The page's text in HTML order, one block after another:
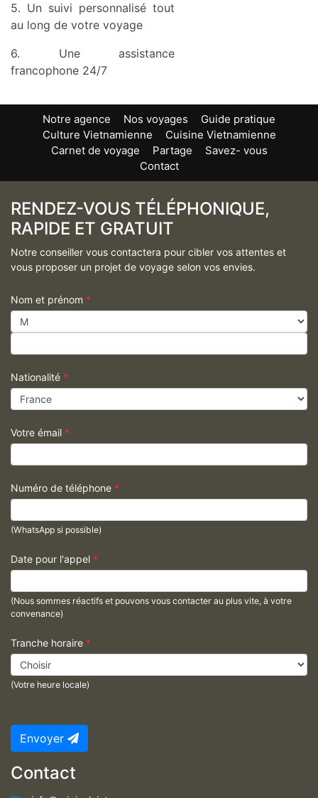
5. Un suivi personnalisé tout
au long de votre voyage
6. Une assistance
francophone 24/7
Notre agence Nos voyages
Guide pratique
Culture Vietnamienne
Cuisine Vietnamienne
Carnet de voyage
Partage
Savez- vous
Contact
RENDEZ-VOUS TÉLÉPHONIQUE,
RAPIDE ET GRATUIT
Notre conseiller vous contactera pour cibler vos attentes et
vous proposer un projet de voyage selon vos envies.
Nom et prénom *
Nationalité *
Votre émail *
Numéro de téléphone *
(WhatsApp si possible)
Date pour l'appel *
(Nous sommes réactifs et pouvons vous contacter au plus vite, à votre
convenance)
Tranche horaire *
(Votre heure locale)
Envoyer
Contact